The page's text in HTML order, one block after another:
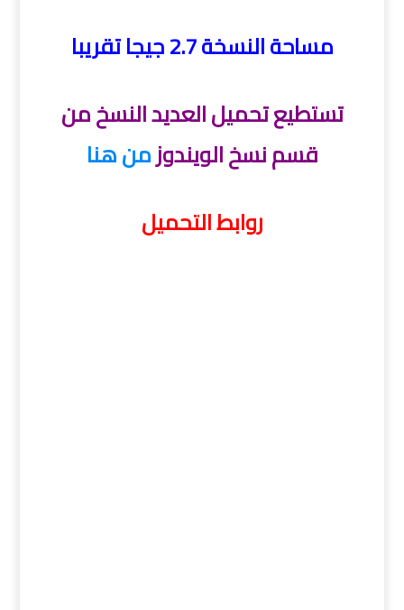
مساحة النسخة 2.7 جيجا تقريبا
تستطيع تحميل العديد النسخ من
قسم نسخ الويندوزمن هنا
روابط التحميل